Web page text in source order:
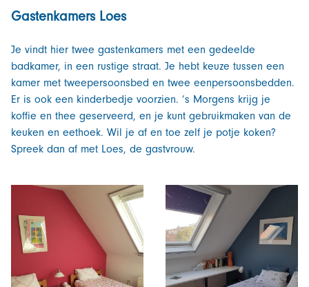
Gastenkamers Loes
Je vindt hier twee gastenkamers met een gedeelde
badkamer, in een rustige straat. Je hebt keuze tussen een
kamer met tweepersoonsbed en twee eenpersoonsbedden.
Er is ook een kinderbedje voorzien. ’s Morgens krijg je
koffie en thee geserveerd, en je kunt gebruikmaken van de
keuken en eethoek. Wil je af en toe zelf je potje koken?
Spreek dan af met Loes, de gastvrouw.